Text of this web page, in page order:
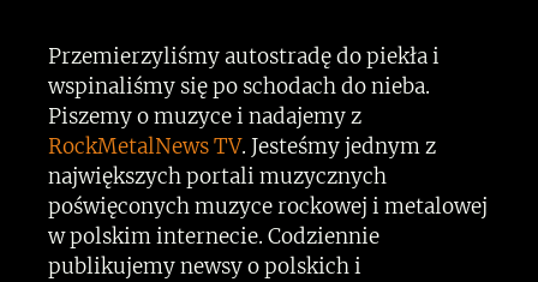
Przemierzyliśmy autostradę do piekła i
wspinaliśmy się po schodach do nieba.
Piszemy o muzyce i nadajemy z
RockMetalNews TV. Jesteśmy jednym z
największych portali muzycznych
poświęconych muzyce rockowej i metalowej
w polskim internecie. Codziennie
publikujemy newsy o polskich i